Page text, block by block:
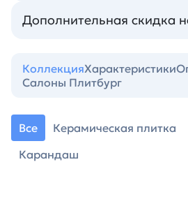
Дополнительная скидка
КоллекцияХарактеристики
Салоны Плитбург
Все Керамическая плитка
Карандаш